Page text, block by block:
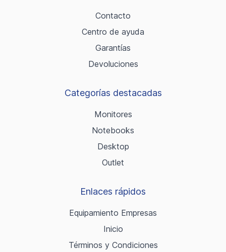
Contacto
Centro de ayuda
Garantías
Devoluciones
Categorías destacadas
Monitores
Notebooks
Desktop
Outlet
Enlaces rápidos
Equipamiento Empresas
Inicio
Términos y Condiciones